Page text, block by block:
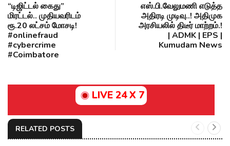
“டிஜிட்டல் கைது”
மிரட்டல்.. முதியவரிடம்
ரூ.20 லட்சம் மோசடி!
#onlinefraud
#cybercrime
#Coimbatore
எஸ்.பி.வேலுமணி எடுத்த
அதிரடி முடிவு..! அதிமுக
அரசியலில் திடீர் மாற்றம்.!
| ADMK | EPS |
Kumudam News
LIVE 24 X 7
RELATED POSTS